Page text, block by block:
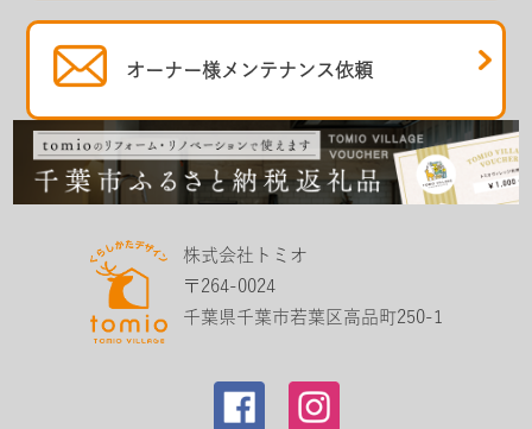
オーナー様メンテナンス依頼
株式会社トミオ
〒264-0024
千葉県千葉市若葉区高品町250-1